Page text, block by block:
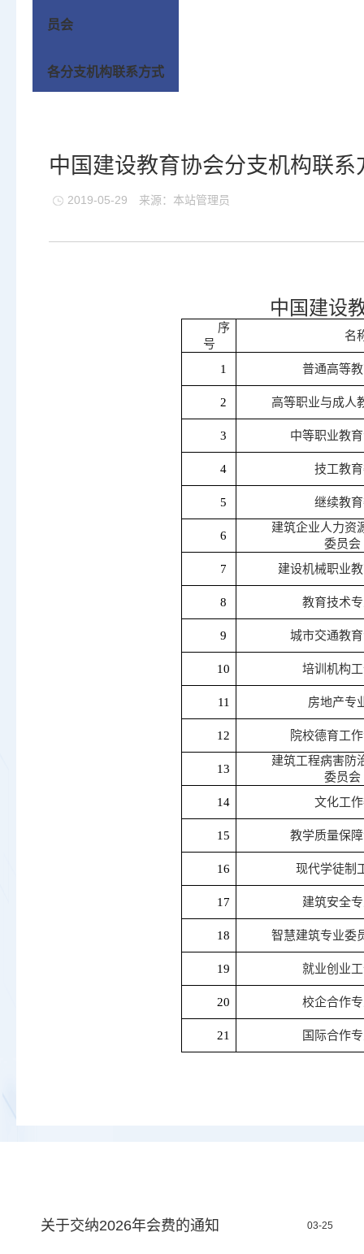
员会
各分支机构联系方式
中国建设教育协会分支机构联系
2019-05-29 来源：本站管理员
中国建设
序
号
名
1 普通高等
2 高等职业与成人
3 中等职业教
4 技工教
5 继续教
6
建筑企业人力资
委员会
7
建设机械职业
8 教育技术
9 城市交通教
10 培训机构
11 房地产专
12 院校德育工
13
建筑工程病害防
委员会
14
文化工
15 教学质量保
16 现代学徒制
17 建筑安全
18 智慧建筑专业委
19 就业创业
20 校企合作
21 国际合作
关于交纳2026年会费的通知 03-25